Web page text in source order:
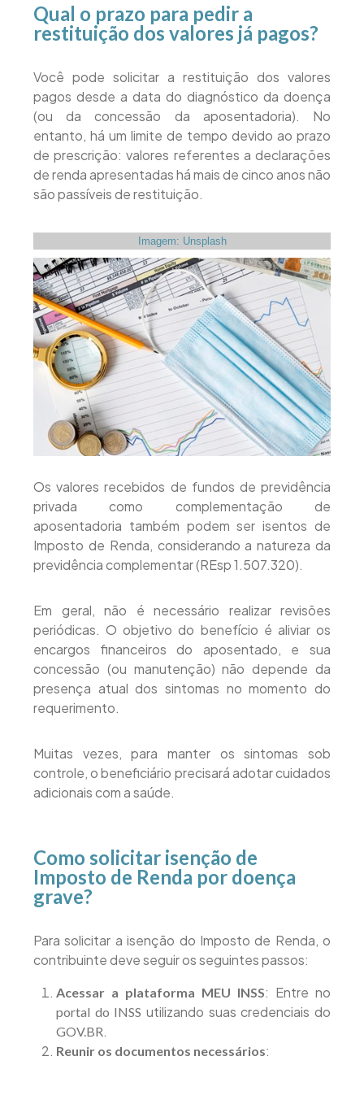
Qual o prazo para pedir a
restituição dos valores já pagos?
Você pode solicitar a restituição dos valores
pagos desde a data do diagnóstico da doença
(ou da concessão da aposentadoria). No
entanto, há um limite de tempo devido ao prazo
de prescrição: valores referentes a declarações
de renda apresentadas há mais de cinco anos não
são passíveis de restituição.
Imagem: Unsplash
Os valores recebidos de fundos de previdência
privada como complementação de
aposentadoria também podem ser isentos de
Imposto de Renda, considerando a natureza da
previdência complementar (REsp 1.507.320).
Em geral, não é necessário realizar revisões
periódicas. O objetivo do benefício é aliviar os
encargos financeiros do aposentado, e sua
concessão (ou manutenção) não depende da
presença atual dos sintomas no momento do
requerimento.
Muitas vezes, para manter os sintomas sob
controle, o beneficiário precisará adotar cuidados
adicionais com a saúde.
Como solicitar isenção de
Imposto de Renda por doença
grave?
Para solicitar a isenção do Imposto de Renda, o
contribuinte deve seguir os seguintes passos:
Acessar a plataforma MEU INSS: Entre no
portal do INSS utilizando suas credenciais do
GOV.BR.
Reunir os documentos necessários: